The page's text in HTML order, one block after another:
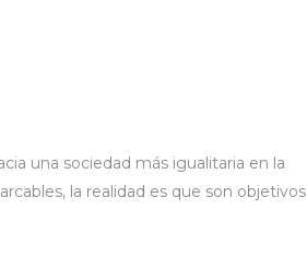
una sociedad más igualitaria en la
la realidad es que son objetivos